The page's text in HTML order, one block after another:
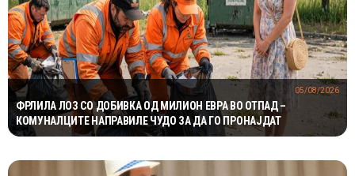
ФРЛИЛА ЛОЗ СО ДОБИВКА ОД МИЛИОН ЕВРА ВО ОТПАД –
КОМУНАЛЦИТЕ НАПРАВИЛЕ ЧУДО ЗА ДА ГО ПРОНАЈДАТ
05/08/2026